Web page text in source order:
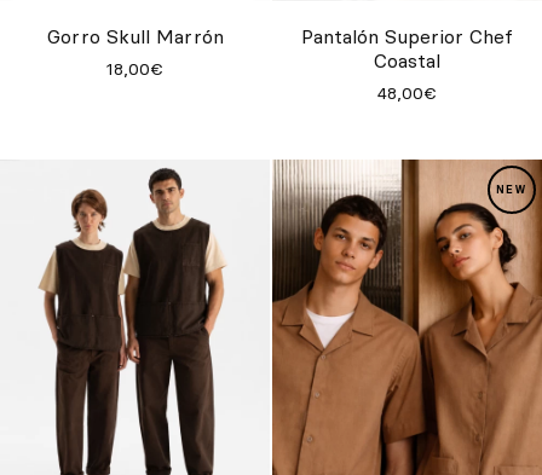
Inspírate
PT
Gorro Skull Marrón
18,00€
Pantalón Superior Chef
Coastal
48,00€